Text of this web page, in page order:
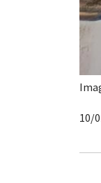
10/